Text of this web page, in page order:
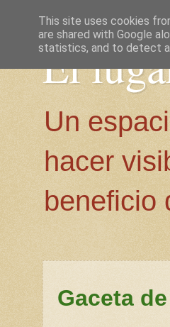
El
Un
hacer
beneficio
Gaceta
This site uses cookies
are shared with Google
statistics, and to detect